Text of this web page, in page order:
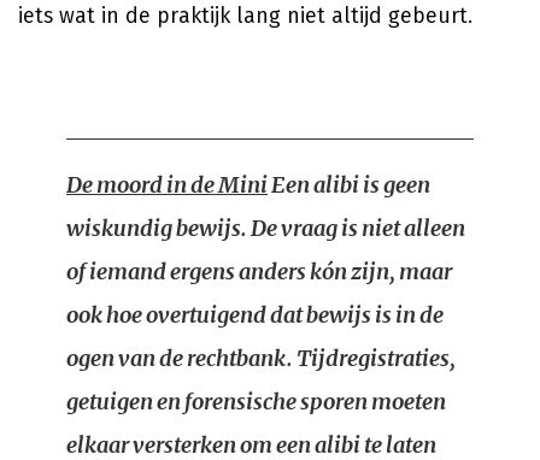
iets wat in de praktijk lang niet altijd gebeurt.
De moord in de MiniEen alibi is geen
wiskundig bewijs. De vraag is niet alleen
of iemand ergens anders kón zijn, maar
ook hoe overtuigend dat bewijs is in de
ogen van de rechtbank. Tijdregistraties,
getuigen en forensische sporen moeten
elkaar versterken om een alibi te laten